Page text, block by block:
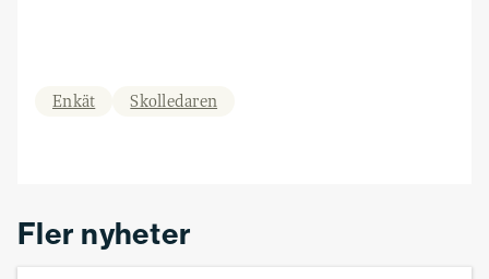
Enkät Skolledaren
Fler nyheter